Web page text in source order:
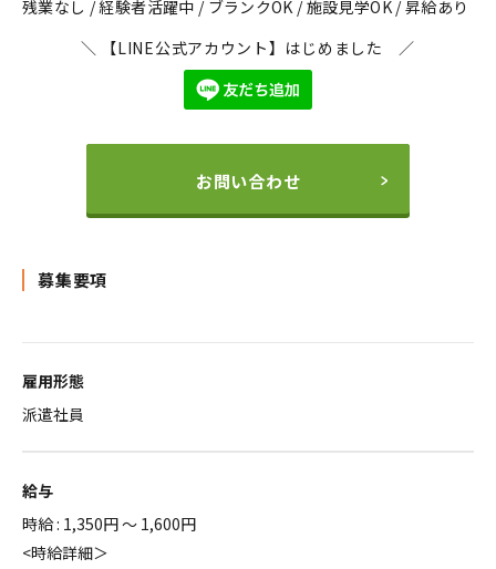
残業なし / 経験者活躍中 / ブランクOK / 施設見学OK / 昇給あり
＼ 【LINE公式アカウント】はじめました ／
お問い合わせ
募集要項
雇用形態
派遣社員
給与
時給 : 1,350円 ～ 1,600円
<時給詳細＞